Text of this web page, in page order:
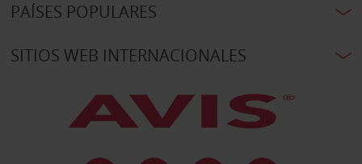
PAÍSES POPULARES
SITIOS WEB INTERNACIONALES